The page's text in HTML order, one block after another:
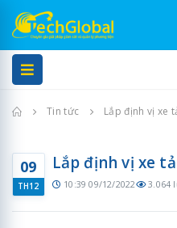
Trang chủ
Tin tức Lắp định vị xe
09
TH12
Lắp định vị xe
10:39 09/12/2022 3.064